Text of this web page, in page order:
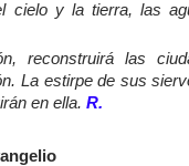
cielo y la tierra, las
reconstruirá las
La estirpe de sus
en ella.R.